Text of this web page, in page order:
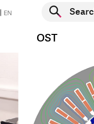
EN
Start search
OST